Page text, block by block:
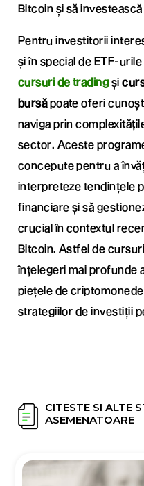
Bitcoin și să
Pentru investitorii
și în special de ETF-
cursuri de tradingși
bursăpoate oferi
naviga prin
sector. Aceste
concepute pentru a
interpreteze tendințele
financiare și să
crucial în contextul
Bitcoin. Astfel de
înțelegeri mai profunde
piețele de
strategiilor de investiții
CITESTE SI ALTE
ASEMENATOARE